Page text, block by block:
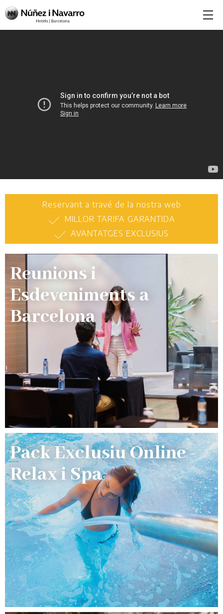
Reservant a travé de la nostra web
MILLOR TARIFA GARANTIDA
AVANTATGES EXCLUSIUS
Reunions i
Esdeveniments a
Barcelona
Pack Exclusiu Online -
Relax i Spa